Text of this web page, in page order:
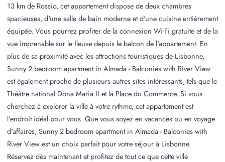
13 km de Rossio, cet appartement dispose de deux chambres
spacieuses, d'une salle de bain moderne et d'une cuisine entièrement
équipée. Vous pourrez profiter de la connexion Wi-Fi gratuite et de la
vue imprenable sur le fleuve depuis le balcon de l'appartement. En
plus de sa proximité avec les attractions touristiques de Lisbonne,
Sunny 2 bedroom apartment in Almada - Balconies with River View
est également proche de plusieurs autres sites intéressants, tels que le
Théâtre national Dona Maria II et la Place du Commerce. Si vous
cherchez à explorer la ville à votre rythme, cet appartement est
l'endroit idéal pour vous. Que vous soyez en vacances ou en voyage
d'affaires, Sunny 2 bedroom apartment in Almada - Balconies with
River View est un choix parfait pour votre séjour à Lisbonne.
Réservez dès maintenant et profitez de tout ce que cette ville